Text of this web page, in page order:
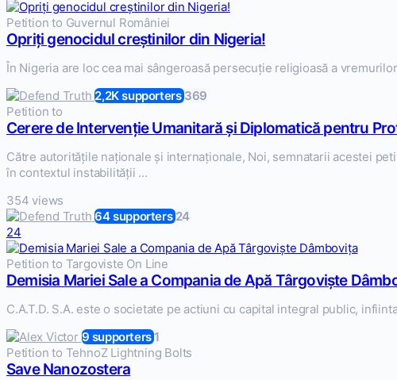
Petition to Guvernul României
Opriți genocidul creștinilor din Nigeria!
În Nigeria are loc cea mai sângeroasă persecuție religioasă a
2,2K supporters369
Petition to
Cerere de Intervenție Umanitară și Diplomatică pentru
Către autoritățile naționale și internaționale, Noi, semnatarii acestei
în contextul instabilității ...
354 views
64 supporters24
24
Petition to Targoviste On Line
Demisia Mariei Sale a Compania de Apă Târgoviște
C.A.T.D. S.A. este o societate pe actiuni cu capital integral public,
9 supporters1
Petition to TehnoZ Lightning Bolts
Save Nanozostera